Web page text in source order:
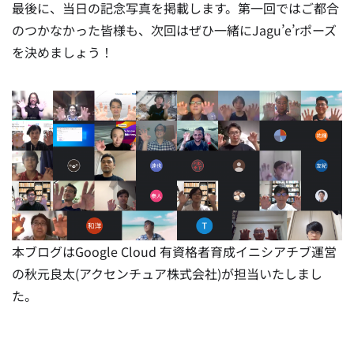
最後に、当日の記念写真を掲載します。 第一回ではご都合
のつかなかった皆様も、次回はぜひ一緒にJagu’e’rポーズ
を決めましょう！
本ブログはGoogle Cloud 有資格者育成イニシアチブ運営
の秋元良太(アクセンチュア株式会社)が担当いたしまし
た。